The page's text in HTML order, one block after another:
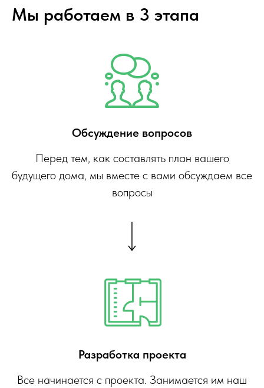
Мы работаем в 3 этапа
Обсуждение вопросов
Перед тем, как составлять план вашего
будущего дома, мы вместе с вами обсуждаем все
вопросы
Разработка проекта
Все начинается с проекта. Занимается им наш